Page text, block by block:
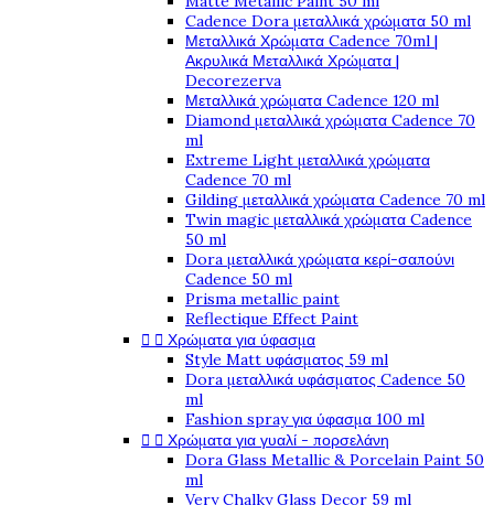
Cadence Dora μεταλλικά χρώματα 50 ml
Μεταλλικά Χρώματα Cadence 70ml |
Ακρυλικά Μεταλλικά Χρώματα |
Decorezerva
Μεταλλικά χρώματα Cadence 120 ml
Diamond μεταλλικά χρώματα Cadence 70
ml
Extreme Light μεταλλικά χρώματα
Cadence 70 ml
Gilding μεταλλικά χρώματα Cadence 70 ml
Twin magic μεταλλικά χρώματα Cadence
50 ml
Dora μεταλλικά χρώματα κερί-σαπούνι
Cadence 50 ml
Prisma metallic paint
Reflectique Effect Paint
  Χρώματα για ύφασμα
Style Matt υφάσματος 59 ml
Dora μεταλλικά υφάσματος Cadence 50
ml
Fashion spray για ύφασμα 100 ml
  Χρώματα για γυαλί - πορσελάνη
Dora Glass Metallic & Porcelain Paint 50
ml
Very Chalky Glass Decor 59 ml